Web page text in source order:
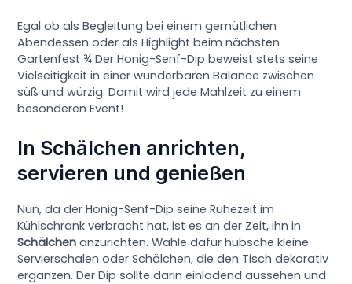
Egal ob als Begleitung bei einem gemütlichen
Abendessen oder als Highlight beim nächsten
Gartenfest ¾ Der Honig-Senf-Dip beweist stets seine
Vielseitigkeit in einer wunderbaren Balance zwischen
süß und würzig. Damit wird jede Mahlzeit zu einem
besonderen Event!
In Schälchen anrichten,
servieren und genießen
Nun, da der Honig-Senf-Dip seine Ruhezeit im
Kühlschrank verbracht hat, ist es an der Zeit, ihn in
Schälchen anzurichten. Wähle dafür hübsche kleine
Servierschalen oder Schälchen, die den Tisch dekorativ
ergänzen. Der Dip sollte darin einladend aussehen und